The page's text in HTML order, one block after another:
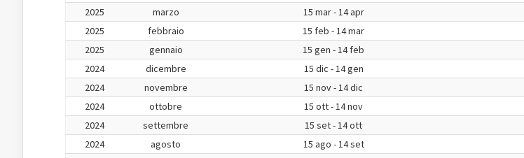
2025
marzo 15 mar - 14 apr
2025
febbraio 15 feb - 14 mar
2025
gennaio 15 gen - 14 feb
2024
dicembre 15 dic - 14 gen
2024
novembre 15 nov - 14 dic
2024
ottobre 15 ott - 14 nov
2024
settembre 15 set - 14 ott
2024
agosto 15 ago - 14 set